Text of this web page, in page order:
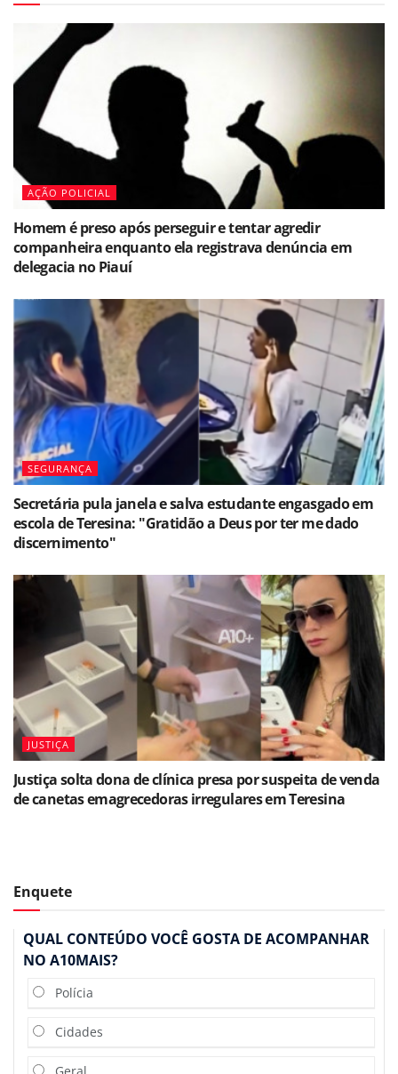
AÇÃO POLICIAL
Homem é preso após perseguir e tentar agredir
companheira enquanto ela registrava denúncia em
delegacia no Piauí
SEGURANÇA
Secretária pula janela e salva estudante engasgado em
escola de Teresina: "Gratidão a Deus por ter me dado
discernimento"
JUSTIÇA
Justiça solta dona de clínica presa por suspeita de venda
de canetas emagrecedoras irregulares em Teresina
Enquete
QUAL CONTEÚDO VOCÊ GOSTA DE ACOMPANHAR
NO A10MAIS?
Polícia
Cidades